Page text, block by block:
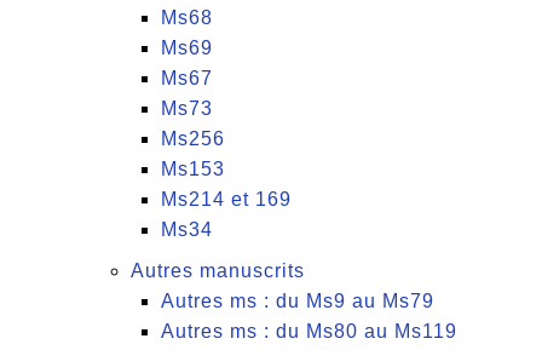
Ms68
Ms69
Ms67
Ms73
Ms256
Ms153
Ms214 et 169
Ms34
Autres manuscrits
Autres ms : du Ms9 au Ms79
Autres ms : du Ms80 au Ms119